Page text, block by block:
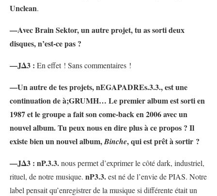
Unclean.
—Avec Brain Sektor, un autre projet, tu as sorti deux
disques, n’est-ce pas ?
—JΔ3 : En effet ! Sans commentaires !
—Un autre de tes projets, nEGAPADREs.3.3., est une
continuation de à;GRUMH… Le premier album est sorti en
1987 et le groupe a fait son come-back en 2006 avec un
nouvel album. Tu peux nous en dire plus à ce propos ? Il
existe bien un nouvel album,Binche, qui est prêt à sortir ?
—JΔ3 : nP.3.3.nous permet d’exprimer le côté dark, industriel,
rituel, de notre musique. nP3.3.est né de l’envie de PIAS. Notre
label pensait qu’enregistrer de la musique si différente était un